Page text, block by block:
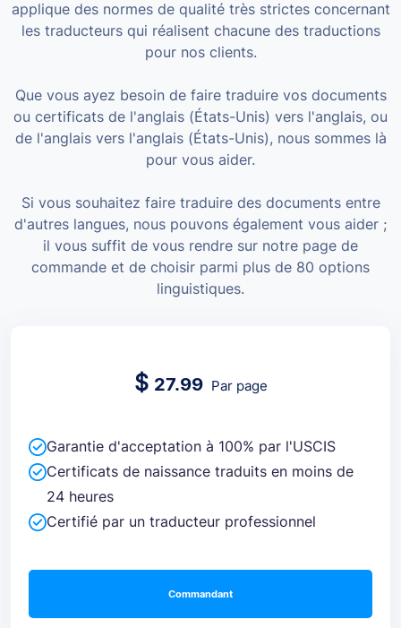
applique des normes de qualité très strictes concernant
les traducteurs qui réalisent chacune des traductions
pour nos clients.
Que vous ayez besoin de faire traduire vos documents
ou certificats de l'anglais (États-Unis) vers l'anglais, ou
de l'anglais vers l'anglais (États-Unis), nous sommes là
pour vous aider.
Si vous souhaitez faire traduire des documents entre
d'autres langues, nous pouvons également vous aider ;
il vous suffit de vous rendre sur notre page de
commande et de choisir parmi plus de 80 options
linguistiques.
$ 27.99 Par page
Garantie d'acceptation à 100% par l'USCIS
Certificats de naissance traduits en moins de
24 heures
Certifié par un traducteur professionnel
Commandant